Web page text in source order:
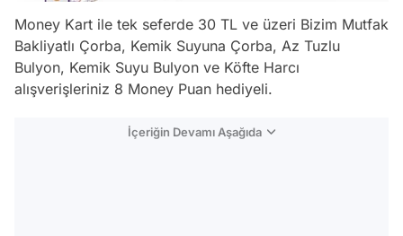
Money Kart ile tek seferde 30 TL ve üzeri Bizim Mutfak
Bakliyatlı Çorba, Kemik Suyuna Çorba, Az Tuzlu
Bulyon, Kemik Suyu Bulyon ve Köfte Harcı
alışverişleriniz 8 Money Puan hediyeli.
İçeriğin Devamı Aşağıda